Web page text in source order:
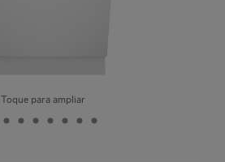
Toque para ampliar